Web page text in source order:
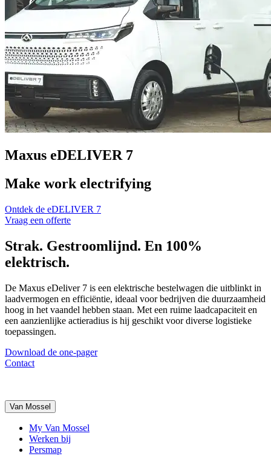
Maxus eDELIVER 7
Make work electrifying
Ontdek de eDELIVER 7
Vraag een offerte
Strak. Gestroomlijnd. En 100%
elektrisch.
De Maxus eDeliver 7 is een elektrische bestelwagen die uitblinkt in
laadvermogen en efficiëntie, ideaal voor bedrijven die duurzaamheid
hoog in het vaandel hebben staan. Met een ruime laadcapaciteit en
een aanzienlijke actieradius is hij geschikt voor diverse logistieke
toepassingen.
Download de one-pager
Contact
Van Mossel
My Van Mossel
Werken bij
Persmap